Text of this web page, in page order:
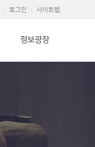
로그인 사이트맵
정보광장